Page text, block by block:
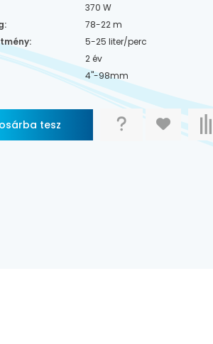
370 W
78-22 m
5-25 liter/perc
2 év
4"-98mm